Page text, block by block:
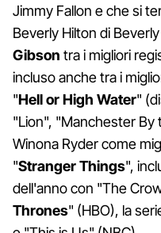
Jimmy Fallon e che si
Beverly Hilton di
Gibson tra i migliori
incluso anche tra i
"HellorHigh Water"
"Lion", "Manchester By
Winona Ryder come
"StrangerThings",
dell'anno con "The
Thrones" (HBO), la